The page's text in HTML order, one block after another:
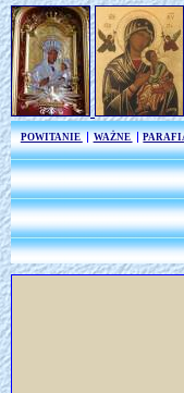
POWITANIE WAŻNE